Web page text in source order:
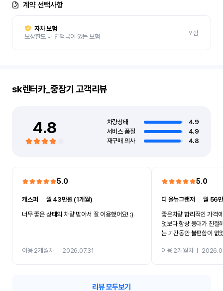
계약 선택사항
자차 보험
보상한도 내 면책금이 있는 보험
포함
sk렌터카_중장기 고객리뷰
4.8 차량상태
4.9
서비스 품질
4.9
재구매 의사
4.8
5.0
캐스퍼
월 43만원 (1개월)
너무 좋은 상태의 차량 받아서 잘 이용했어요! :)
이용 2개월차ㅣ 2026.07.31
5.0
디 올뉴그랜저 ㅣ월 56
좋은차량 합리적인 가격
엇보다 항상 응대가 친절
는 기간동안 불편함이 없
카 렌트 고민없이 강추합
이용 2개월차ㅣ
리뷰 모두보기